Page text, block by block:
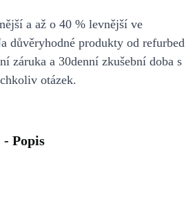
a až o 40 % levnější ve
důvěryhodné produkty od refurbed
záruka a 30denní zkušební doba s
otázek.
- Popis